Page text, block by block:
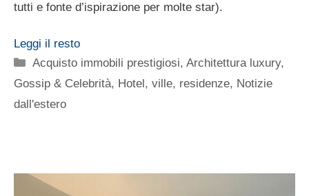
tutti e fonte d’ispirazione per molte star).
Leggi il resto
Categorie
Acquisto immobili prestigiosi,Architettura luxury,
Gossip & Celebrità, Hotel, ville, residenze, Notizie
dall'estero